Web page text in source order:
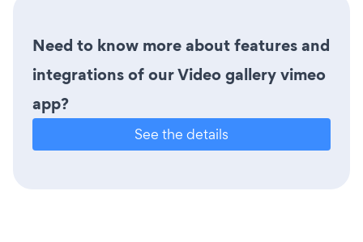
Need to know more about features and
integrations of our Video gallery vimeo
app?
See the details